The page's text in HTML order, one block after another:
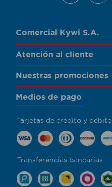
Comercial Kywi S.A.
Atención al cliente
Nuestras promociones
Medios de pago
Tarjetas de crédito y débito
Transferencias bancarias